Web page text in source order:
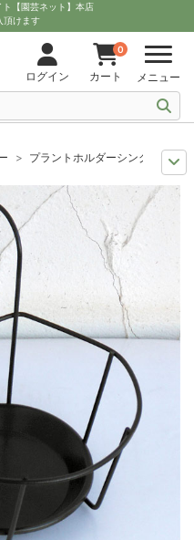
ト【園芸ネット】本店
頂けます
ログイン
0
カート メニュー
プラントホルダーシングル小（
ントホルダーシングル小（幅19cm・
ントホルダーシングル小（幅19cm・
ントホルダーシングル小（幅19cm・